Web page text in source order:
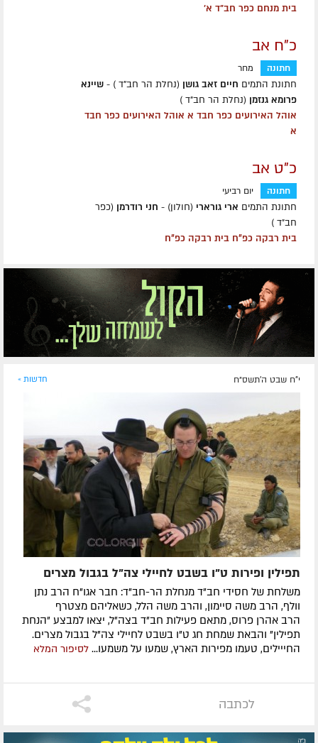
בית מנחם כפר חב"ד א'
כ"ח אב
חתונה מחר
חתונת התמים חיים זאב גושן (נחלת הר חב"ד ) - שיינא
פרומא גנזמן (נחלת הר חב"ד )
אוהל האירועים כפר חבד א אוהל האירועים כפר חבד
א
כ"ט אב
חתונה יום רביעי
חתונת התמים ארי גורארי (חולון) - חני רודרמן (כפר
חב״ד )
בית רבקה כפ״ח בית רבקה כפ״ח
י"ח שבט ה׳תשס״ח חדשות »
תפילין ופירות ט"ו בשבט לחיילי צה"ל בגבול מצרים
משלחת של חסידי חב"ד מנחלת הר-חב"ד: חבר אגו"ח הרב נתן
וולף, הרב משה סיימון, והרב משה הלל, כשאליהם מצטרף
הרב אהרן פרוס, מתאם פעילות חב"ד בצה"ל, יצאו למבצע "הנחת
תפילין" והבאת שמחת חג ט"ו בשבט לחיילי צה"ל בגבול מצרים.
החייילים, טעמו מפירות הארץ, שמעו על משמעו... לסיפור המלא
לכתבה